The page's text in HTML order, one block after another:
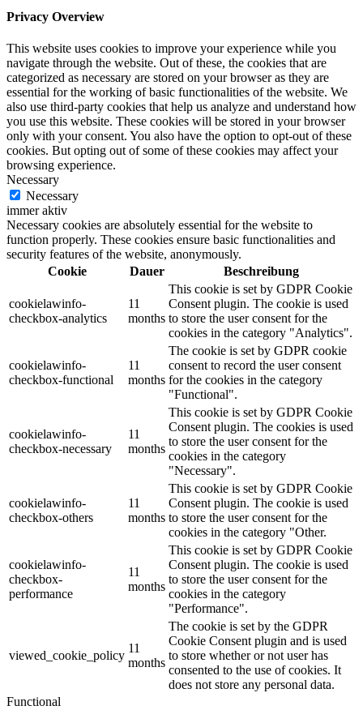
Privacy Overview
This website uses cookies to improve your experience while you
navigate through the website. Out of these, the cookies that are
categorized as necessary are stored on your browser as they are
essential for the working of basic functionalities of the website. We
also use third-party cookies that help us analyze and understand how
you use this website. These cookies will be stored in your browser
only with your consent. You also have the option to opt-out of these
cookies. But opting out of some of these cookies may affect your
browsing experience.
Necessary
Necessary
immer aktiv
Necessary cookies are absolutely essential for the website to
function properly. These cookies ensure basic functionalities and
security features of the website, anonymously.
Cookie
Dauer Beschreibung
cookielawinfo-
checkbox-analytics
11
months
This cookie is set by GDPR Cookie
Consent plugin. The cookie is used
to store the user consent for the
cookies in the category "Analytics".
cookielawinfo-
checkbox-functional
11
months
The cookie is set by GDPR cookie
consent to record the user consent
for the cookies in the category
"Functional".
cookielawinfo-
checkbox-necessary
11
months
This cookie is set by GDPR Cookie
Consent plugin. The cookies is used
to store the user consent for the
cookies in the category
"Necessary".
cookielawinfo-
checkbox-others
11
months
This cookie is set by GDPR Cookie
Consent plugin. The cookie is used
to store the user consent for the
cookies in the category "Other.
cookielawinfo-
checkbox-
performance
11
months
This cookie is set by GDPR Cookie
Consent plugin. The cookie is used
to store the user consent for the
cookies in the category
"Performance".
viewed_cookie_policy
11
months
The cookie is set by the GDPR
Cookie Consent plugin and is used
to store whether or not user has
consented to the use of cookies. It
does not store any personal data.
Functional